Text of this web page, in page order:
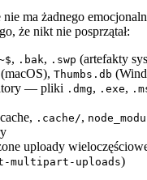
ma żadnego
że nikt nie posprzątał:
, .bak, .swp (artefakty
(macOS), Thumbs.db
— pliki .dmg, .exe,
.cache/,
uploady
multipart-uploads)